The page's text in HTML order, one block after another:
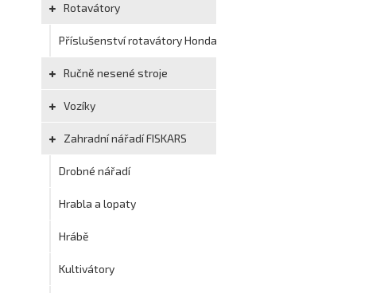
Rotavátory
Příslušenství rotavátory Honda
Ručně nesené stroje
Vozíky
Zahradní nářadí FISKARS
Drobné nářadí
Hrabla a lopaty
Hrábě
Kultivátory